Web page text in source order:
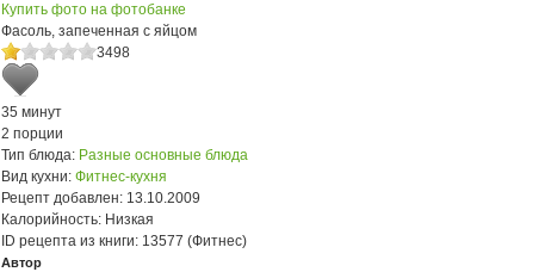
Купить фото на фотобанке
Фасоль, запеченная с яйцом
3498
35 минут
2 порции
Тип блюда: Разные основные блюда
Вид кухни: Фитнес-кухня
Рецепт добавлен: 13.10.2009
Калорийность: Низкая
ID рецепта из книги: 13577 (Фитнес)
Автор